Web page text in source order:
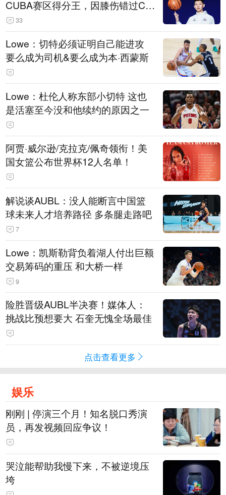
CUBA赛区得分王，因膝伤错过CB
A选秀
33
Lowe：切特必须证明自己能进攻
要么成为司机&要么成为本·西蒙斯
Lowe：杜伦人称东部小切特 这也
是活塞至今没和他续约的原因之一
阿贾·威尔逊/克拉克/佩奇领衔！美
国女篮公布世界杯12人名单！
解说谈AUBL：没人能断言中国篮
球未来人才培养路径 多条腿走路吧
7
Lowe：凯斯勒背负着湖人付出巨额
交易筹码的重压 和大桥一样
9
险胜晋级AUBL半决赛！媒体人：
挑战比预想要大 石奎无愧全场最佳
点击查看更多
娱乐
刚刚 | 停演三个月！知名脱口秀演
员，再发视频回应争议！
哭泣能帮助我慢下来，不被逆境压
垮